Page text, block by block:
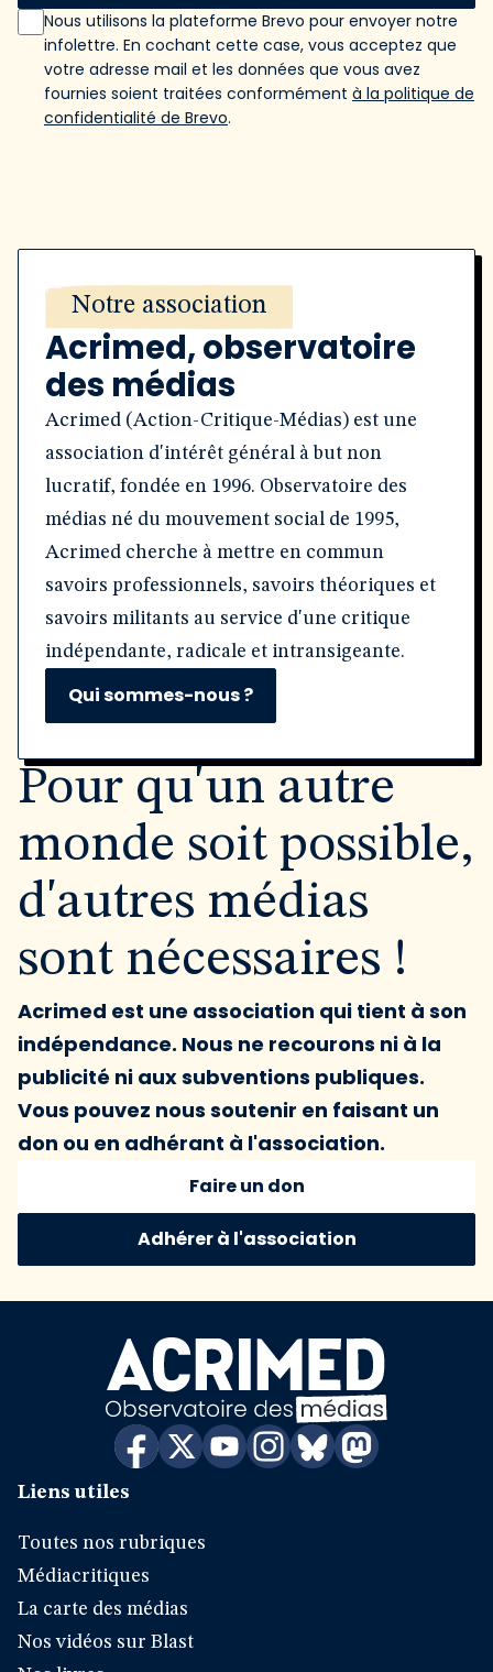
Nous utilisons la plateforme Brevo pour envoyer notre
infolettre. En cochant cette case, vous acceptez que
votre adresse mail et les données que vous avez
fournies soient traitées conformément à la politique de
confidentialité de Brevo.
Notre association
Acrimed, observatoire
des médias
Acrimed (Action-Critique-Médias) est une
association d'intérêt général à but non
lucratif, fondée en 1996. Observatoire des
médias né du mouvement social de 1995,
Acrimed cherche à mettre en commun
savoirs professionnels, savoirs théoriques et
savoirs militants au service d'une critique
indépendante, radicale et intransigeante.
Qui sommes-nous ?
Pour qu'un autre
monde soit possible,
d'autres médias
sont nécessaires !
Acrimed est une association qui tient à son
indépendance. Nous ne recourons ni à la
publicité ni aux subventions publiques.
Vous pouvez nous soutenir en faisant un
don ou en adhérant à l'association.
Faire un don
Adhérer à l'association
Liens utiles
Toutes nos rubriques
Médiacritiques
La carte des médias
Nos vidéos sur Blast